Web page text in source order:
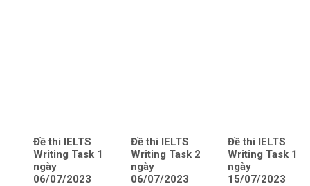
Đề thi IELTS
Writing Task 1
ngày
06/07/2023
Đề thi IELTS
Writing Task 2
ngày
06/07/2023
Đề thi IELTS
Writing Task 1
ngày
15/07/2023